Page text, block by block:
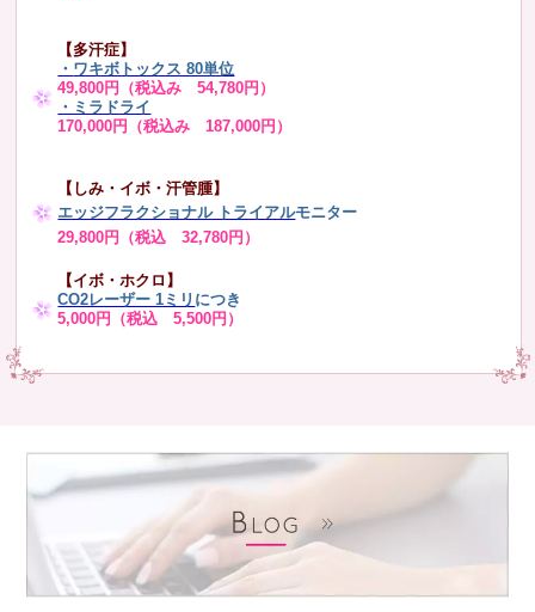
【多汗症】
・ ワキボトックス 80単位
49,800円（税込み 54,780円）
・ミラドライ
170,000円（税込み 187,000円）
【しみ・イボ・汗管腫】
エッジフラクショナル トライアルモニター
29,800円（税込 32,780円）
【イボ・ホクロ】
CO2レーザー 1ミリ につき
5,000円（税込 5,500円）